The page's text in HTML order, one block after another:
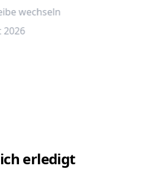
wechseln
2026
erledigt